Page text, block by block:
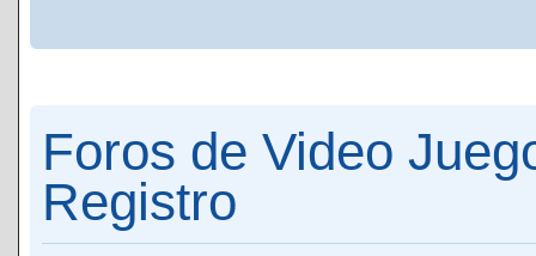
Foros de Video
Registro